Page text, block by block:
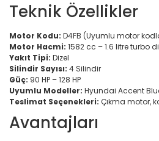
Teknik Özellikler
Motor Kodu: D4FB (Uyumlu motor
Motor Hacmi: 1582 cc – 1.6 litre turbo
Yakıt Tipi: Dizel
Silindir Sayısı: 4 Silindir
Güç: 90 HP – 128 HP
Uyumlu Modeller: Hyundai Accent
Teslimat Seçenekleri: Çıkma motor,
Avantajları